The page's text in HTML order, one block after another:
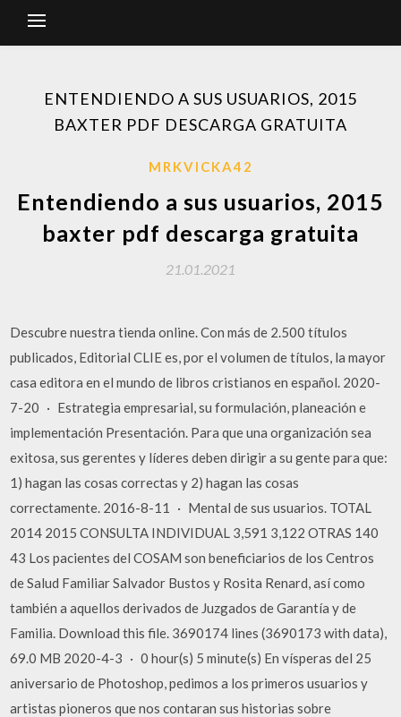
ENTENDIENDO A SUS USUARIOS, 2015
BAXTER PDF DESCARGA GRATUITA
MRKVICKA42
Entendiendo a sus usuarios, 2015
baxter pdf descarga gratuita
21.01.2021
Descubre nuestra tienda online. Con más de 2.500 títulos
publicados, Editorial CLIE es, por el volumen de títulos, la mayor
casa editora en el mundo de libros cristianos en español. 2020-
7-20 · Estrategia empresarial, su formulación, planeación e
implementación Presentación. Para que una organización sea
exitosa, sus gerentes y líderes deben dirigir a su gente para que:
1) hagan las cosas correctas y 2) hagan las cosas
correctamente. 2016-8-11 · Mental de sus usuarios. TOTAL
2014 2015 CONSULTA INDIVIDUAL 3,591 3,122 OTRAS 140
43 Los pacientes del COSAM son beneficiarios de los Centros
de Salud Familiar Salvador Bustos y Rosita Renard, así como
también a aquellos derivados de Juzgados de Garantía y de
Familia. Download this file. 3690174 lines (3690173 with data),
69.0 MB 2020-4-3 · 0 hour(s) 5 minute(s) En vísperas del 25
aniversario de Photoshop, pedimos a los primeros usuarios y
artistas pioneros que nos contaran sus historias sobre